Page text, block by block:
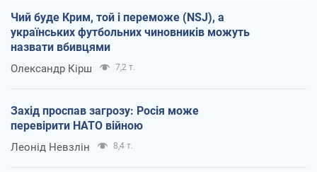
Чий буде Крим, той і переможе (NSJ), а
українських футбольних чиновників можуть
назвати вбивцями
Олександр Кірш 7,2 т.
Захід проспав загрозу: Росія може
перевірити НАТО війною
Леонід Невзлін 8,4 т.